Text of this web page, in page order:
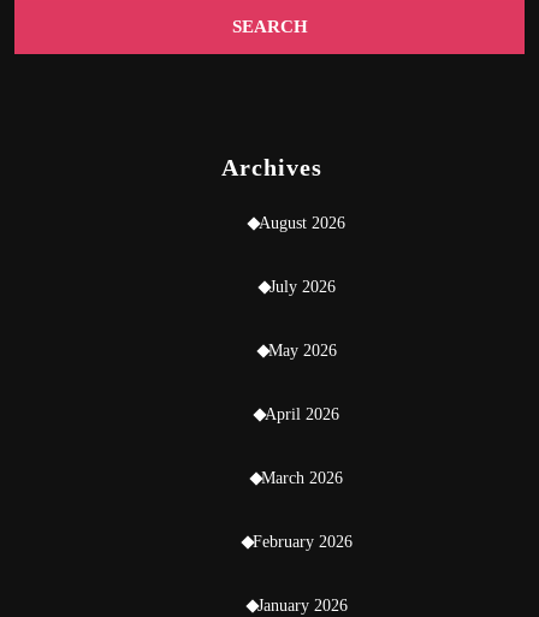
Archives
August 2026
July 2026
May 2026
April 2026
March 2026
February 2026
January 2026